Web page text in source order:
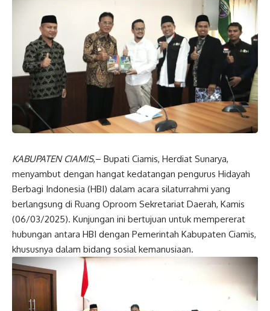
KABUPATEN CIAMIS,– Bupati Ciamis, Herdiat Sunarya,
menyambut dengan hangat kedatangan pengurus Hidayah
Berbagi Indonesia (HBI) dalam acara silaturrahmi yang
berlangsung di Ruang Oproom Sekretariat Daerah, Kamis
(06/03/2025). Kunjungan ini bertujuan untuk mempererat
hubungan antara HBI dengan Pemerintah Kabupaten Ciamis,
khususnya dalam bidang sosial kemanusiaan.